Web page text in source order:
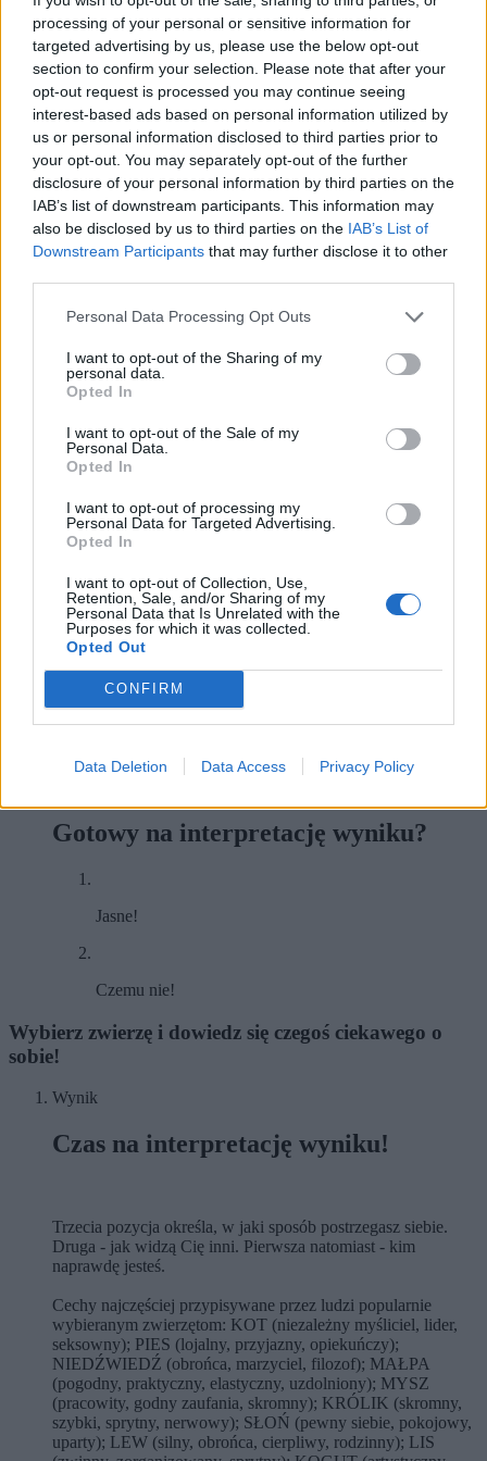
processing of your personal or sensitive information for
targeted advertising by us, please use the below opt-out
section to confirm your selection. Please note that after your
opt-out request is processed you may continue seeing
interest-based ads based on personal information utilized by
us or personal information disclosed to third parties prior to
your opt-out. You may separately opt-out of the further
disclosure of your personal information by third parties on the
IAB’s list of downstream participants. This information may
also be disclosed by us to third parties on the IAB’s List of
Downstream Participants that may further disclose it to other
Personal Data Processing Opt Outs
I want to opt-out of the Sharing of my
personal data.
Opted In
I want to opt-out of the Sale of my
Personal Data.
Opted In
I want to opt-out of processing my
Personal Data for Targeted Advertising.
Opted In
I want to opt-out of Collection, Use,
Retention, Sale, and/or Sharing of my
Personal Data that Is Unrelated with the
Purposes for which it was collected.
Opted Out
CONFIRM
Data Deletion Data Access Privacy Policy
przy każdym zwierzątku wypisz kilka
podstawowych cech, które Ci się z
nim kojarzą.
Piszę, piszę...
Wypisuję, wypisuję...
Gotowy na interpretację wyniku?
Jasne!
Czemu nie!
Wybierz zwierzę i dowiedz się czegoś ciekawego o
sobie!
Wynik
Czas na interpretację wyniku!
Trzecia pozycja określa, w jaki sposób postrzegasz siebie.
Druga - jak widzą Cię inni. Pierwsza natomiast - kim
naprawdę jesteś.
Cechy najczęściej przypisywane przez ludzi popularnie
wybieranym zwierzętom: KOT (niezależny myśliciel, lider,
seksowny); PIES (lojalny, przyjazny, opiekuńczy);
NIEDŹWIEDŹ (obrońca, marzyciel, filozof); MAŁPA
(pogodny, praktyczny, elastyczny, uzdolniony); MYSZ
(pracowity, godny zaufania, skromny); KRÓLIK (skromny,
szybki, sprytny, nerwowy); SŁOŃ (pewny siebie, pokojowy,
uparty); LEW (silny, obrońca, cierpliwy, rodzinny); LIS